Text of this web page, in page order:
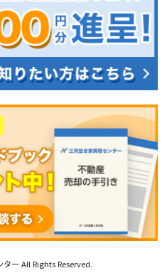
ー All Rights Reserved.